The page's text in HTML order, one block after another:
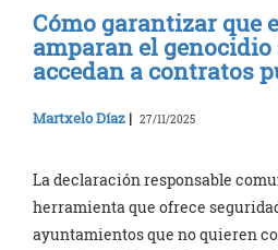
Cómo garantizar que
amparan el
accedan a contratos
Martxelo Díaz | 27/11/2025
La declaración responsable
herramienta que ofrece
ayuntamientos que no quieren